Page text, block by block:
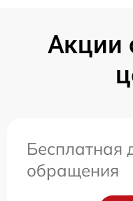
Акции
Бесплатная
обращения